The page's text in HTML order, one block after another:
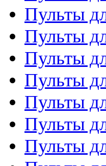
Пульты
Пульты
Пульты
Пульты
Пульты
Пульты
Пульты